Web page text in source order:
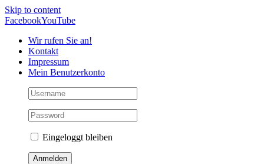
Skip to content
FacebookYouTube
Wir rufen Sie an!
Kontakt
Impressum
Mein Benutzerkonto
Eingeloggt bleiben